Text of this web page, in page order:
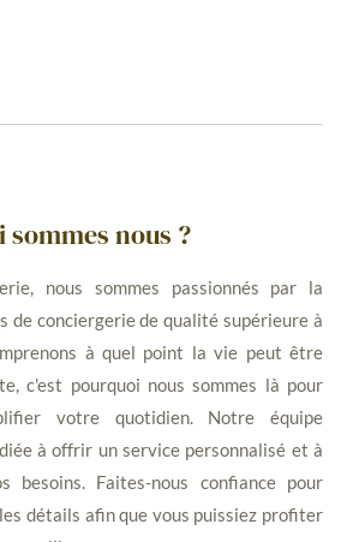
sommes nous ?
nous sommes passionnés par la
de conciergerie de qualité supérieure à
à quel point la vie peut être
c'est pourquoi nous sommes là pour
votre quotidien. Notre équipe
à offrir un service personnalisé et à
besoins. Faites-nous confiance pour
détails afin que vous puissiez profiter